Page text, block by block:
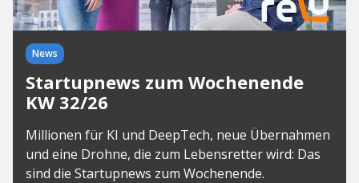
News
Startupnews zum Wochenende
KW 32/26
Millionen für KI und DeepTech, neue Übernahmen
und eine Drohne, die zum Lebensretter wird: Das
sind die Startupnews zum Wochenende.